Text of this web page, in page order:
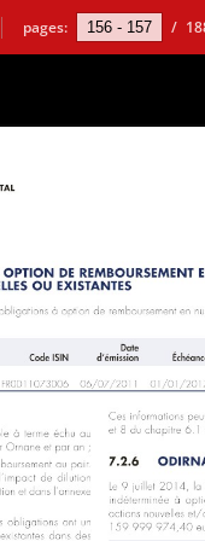
pages: /